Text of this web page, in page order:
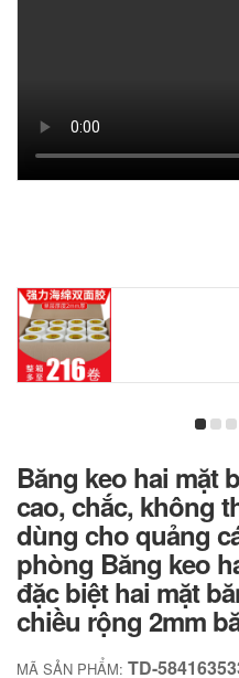
Băng keo hai mặt
cao, chắc, không
dùng cho quảng
phòng Băng keo
đặc biệt hai mặt
chiều rộng 2mm
MÃ SẢN PHẨM: TD-